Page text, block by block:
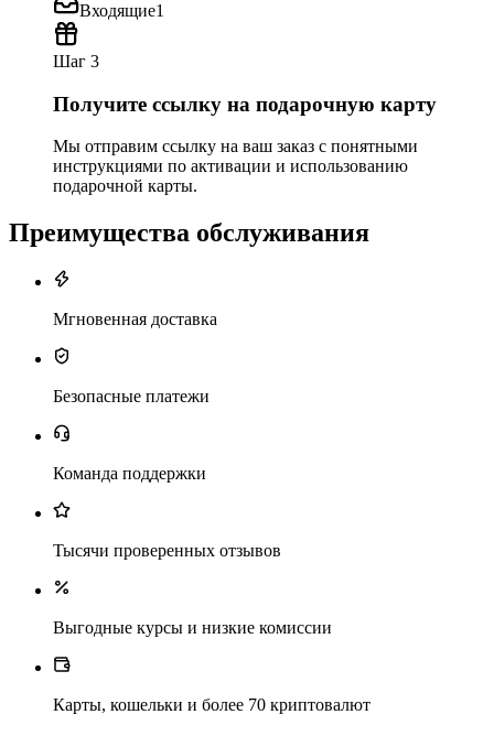
Входящие1
Шаг 3
Получите ссылку на подарочную карту
Мы отправим ссылку на ваш заказ с понятными
инструкциями по активации и использованию
подарочной карты.
Преимущества обслуживания
Мгновенная доставка
Безопасные платежи
Команда поддержки
Тысячи проверенных отзывов
Выгодные курсы и низкие комиссии
Карты, кошельки и более 70 криптовалют